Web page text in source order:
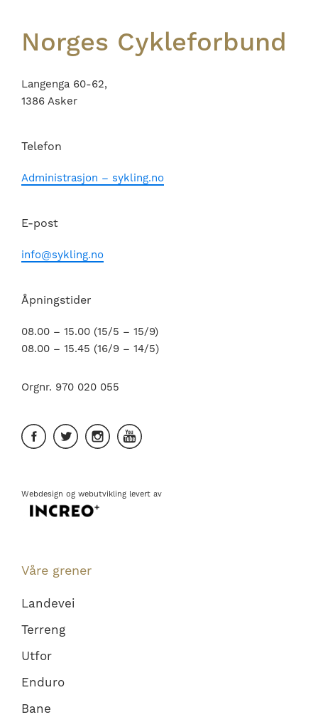
Norges Cykleforbund
Langenga 60-62,
1386 Asker
Telefon
Administrasjon – sykling.no
E-post
info@sykling.no
Åpningstider
08.00 – 15.00 (15/5 – 15/9)
08.00 – 15.45 (16/9 – 14/5)
Orgnr. 970 020 055
Webdesign og webutvikling levert av
Våre grener
Landevei
Terreng
Utfor
Enduro
Bane